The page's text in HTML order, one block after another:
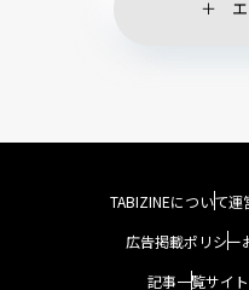
TABIZINEについて運
広告掲載ポリシー
記事一覧サイ